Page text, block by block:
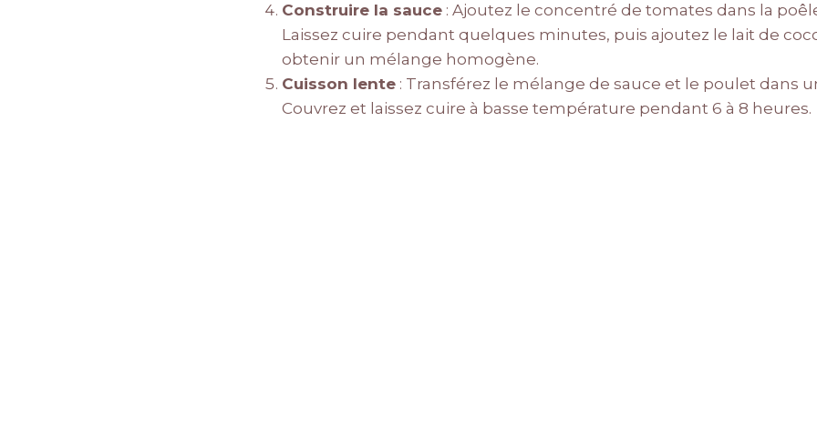
Construire la sauce : Ajoutez le concentré de tomates dans la
Laissez cuire pendant quelques minutes, puis ajoutez le lait de
obtenir un mélange homogène.
Cuisson lente : Transférez le mélange de sauce et le poulet dans
Couvrez et laissez cuire à basse température pendant 6 à 8 heures.